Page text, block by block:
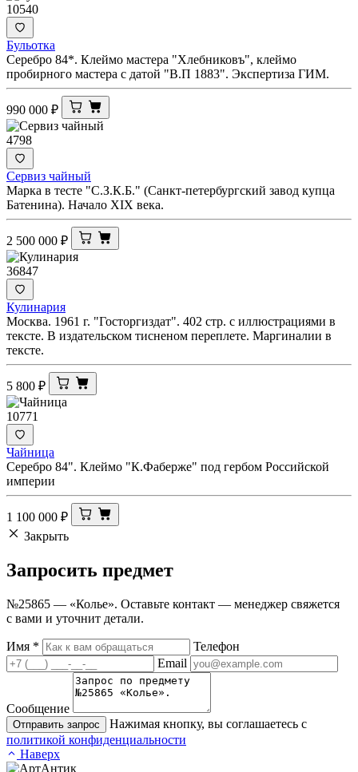
10540
Бульотка
Серебро 84*. Клеймо мастера "Хлебниковъ", клеймо
пробирного мастера с датой "В.П 1883". Экспертиза ГИМ.
990 000 ₽
4798
Сервиз чайный
Марка в тесте "С.З.К.Б." (Санкт-петербургский завод купца
Батенина). Начало XIX века.
2 500 000 ₽
36847
Кулинария
Москва. 1961 г. "Госторгиздат". 402 стр. с иллюстрациями в
тексте. В издательском тисненом переплете. Маргиналии в
тексте.
5 800 ₽
10771
Чайница
Серебро 84". Клеймо "К.Фаберже" под гербом Российской
империи
1 100 000 ₽
Закрыть
Запросить предмет
№25865 — «Колье». Оставьте контакт — менеджер свяжется
с вами и уточнит детали.
Имя *
Телефон
Email
Сообщение
Отправить запрос
Нажимая кнопку, вы соглашаетесь с
политикой конфиденциальности
Наверх